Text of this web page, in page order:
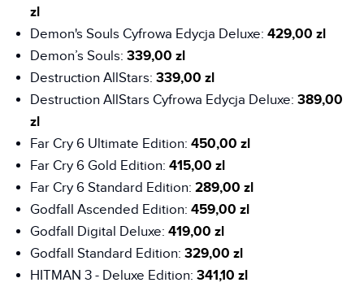
zl
Demon's Souls Cyfrowa Edycja Deluxe: 429,00 zl
Demon’s Souls: 339,00 zl
Destruction AllStars: 339,00 zl
Destruction AllStars Cyfrowa Edycja Deluxe: 389,00
zl
Far Cry 6 Ultimate Edition: 450,00 zl
Far Cry 6 Gold Edition: 415,00 zl
Far Cry 6 Standard Edition: 289,00 zl
Godfall Ascended Edition: 459,00 zl
Godfall Digital Deluxe: 419,00 zl
Godfall Standard Edition: 329,00 zl
HITMAN 3 - Deluxe Edition: 341,10 zl